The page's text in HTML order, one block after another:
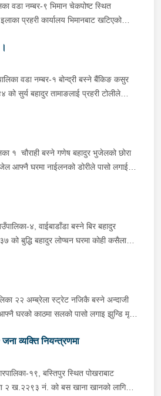
वडा नम्बर-९ भिमान चेकपोष्ट स्थित
प्रहरी कार्यालय भिमानबाट खटिएको
काठमाण्डौ तर्फ जाँदै गरेको चालक
वडा नम्बर- १२ बस्ने बर्ष अन्दाजी-२९ को
म.प्र. व०४-००१ ज ००८६ नं. को
जिल्ला सिराह मिर्चैया नगरपालिका-५ बस्ने
डब्बामा प्लास्टिकले पोका पारी लुकाई छिपाई
जस्तो देखिने गिलो पदार्थ ४५.१९० फेला
गर्दा पछाडी मोटरसाइकलमा सवार चालक
कुमार मण्डलले उक्त सामान दिई पठाएको
सहित निजहरुलाई नियन्त्रणमा लिई थप
वडा नम्बर-१ बोन्द्री बस्ने बैंकिङ कसुर
को सुर्य बहादुर तामाङलाई प्रहरी टोलीले
१ चौराही बस्ने गणेष बहादुर भुजेलको छोरा
आफ्नै घरमा नाईलनको डोरीले पासो लगाई
अनुसन्धान कार्य भइरहेको ।
४, वाईबाडाँडा बस्ने बिर बहादुर
को बुद्धि बहादुर लोप्चन घरमा कोही कसैलाई
स्थित कुसुमटार खोल्सामा घोप्टो परी मृत
सम्बन्धमा थप अनुसन्धान कार्य भईरहेको
२२ अम्ब्रेला स्ट्रेट नजिकै बस्ने अन्दाजी
घरको काठमा सलको पासो लगाइ झुन्डि मृत्यु
।
व्यक्ति नियन्त्रणमा
१९, बस्तिपुर स्थित पोखराबाट
२ ख.२२९३ नं. को बस खाना खानको लागि